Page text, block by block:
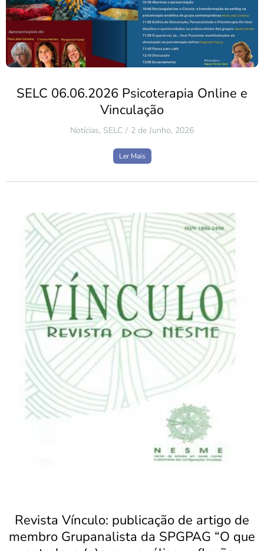
SELC 06.06.2026 Psicoterapia Online e
Vinculação
Notícias, SELC 2 de Junho, 2026
Ler Mais
Revista Vínculo: publicação de artigo de
membro Grupanalista da SPGPAG “O que